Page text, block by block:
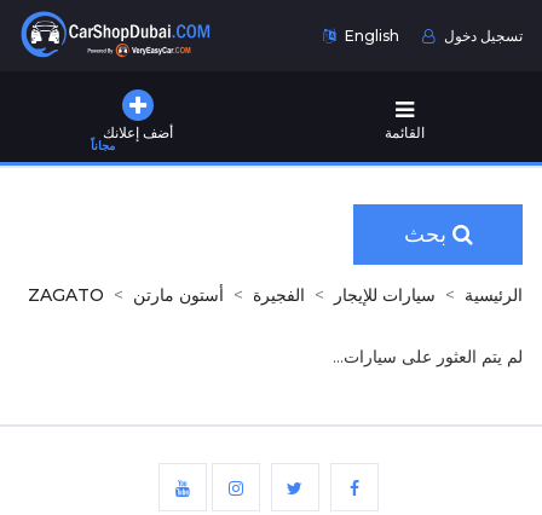
English تسجيل دخول
أضف إعلانك
مجاناً
القائمة
بحث
الرئيسية سيارات للإيجار الفجيرة أستون مارتن ZAGATO
لم يتم العثور على سيارات...